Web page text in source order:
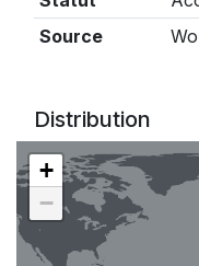
Source
Distribution
+
−